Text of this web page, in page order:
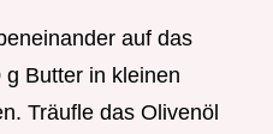
auf das
Butter in kleinen
Träufle das Olivenöl